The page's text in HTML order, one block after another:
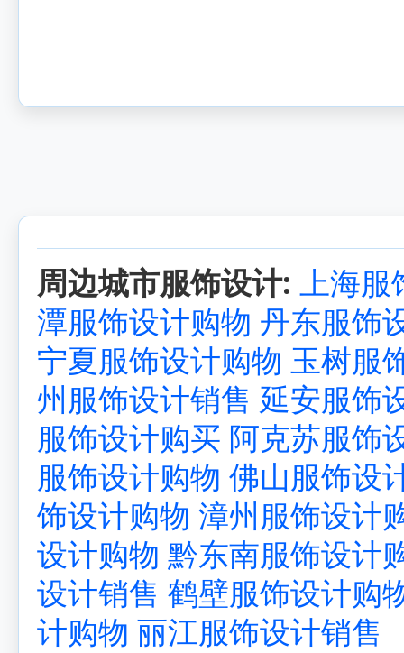
周边城市服饰设计: 上海服
潭服饰设计购物 丹东服饰
宁夏服饰设计购物 玉树服
州服饰设计销售 延安服饰
服饰设计购买 阿克苏服饰
服饰设计购物 佛山服饰设
饰设计购物 漳州服饰设计
设计购物 黔东南服饰设计
设计销售 鹤壁服饰设计购
计购物 丽江服饰设计销售